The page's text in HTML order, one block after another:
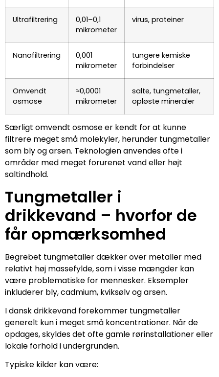
Ultrafiltrering
0,01–0,1
mikrometer
virus, proteiner
Nanofiltrering
0,001
mikrometer
tungere kemiske
forbindelser
Omvendt
osmose
≈0,0001
mikrometer
salte, tungmetaller,
opløste mineraler
Særligt omvendt osmose er kendt for at kunne
filtrere meget små molekyler, herunder tungmetaller
som bly og arsen. Teknologien anvendes ofte i
områder med meget forurenet vand eller højt
saltindhold.
Tungmetaller i
drikkevand – hvorfor de
får opmærksomhed
Begrebet tungmetaller dækker over metaller med
relativt høj massefylde, som i visse mængder kan
være problematiske for mennesker. Eksempler
inkluderer bly, cadmium, kviksølv og arsen.
I dansk drikkevand forekommer tungmetaller
generelt kun i meget små koncentrationer. Når de
opdages, skyldes det ofte gamle rørinstallationer eller
lokale forhold i undergrunden.
Typiske kilder kan være: